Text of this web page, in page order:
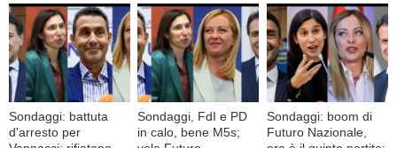
Sondaggi: battuta
d'arresto per
Sondaggi, FdI e PD
in calo, bene M5s;
Sondaggi: boom di
Futuro Nazionale,